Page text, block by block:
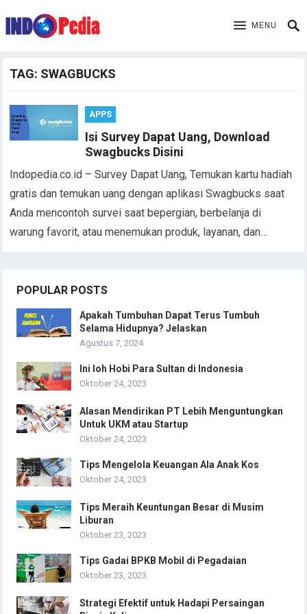
MENU
TAG: SWAGBUCKS
APPS
Isi Survey Dapat Uang, Download
Swagbucks Disini
Indopedia.co.id – Survey Dapat Uang, Temukan kartu hadiah
gratis dan temukan uang dengan aplikasi Swagbucks saat
Anda mencontoh survei saat bepergian, berbelanja di
warung favorit, atau menemukan produk, layanan, dan…
POPULAR POSTS
Apakah Tumbuhan Dapat Terus Tumbuh
Selama Hidupnya? Jelaskan
Agustus 7, 2024
Ini loh Hobi Para Sultan di Indonesia
Oktober 24, 2023
Alasan Mendirikan PT Lebih Menguntungkan
Untuk UKM atau Startup
Oktober 24, 2023
Tips Mengelola Keuangan Ala Anak Kos
Oktober 24, 2023
Tips Meraih Keuntungan Besar di Musim
Liburan
Oktober 23, 2023
Tips Gadai BPKB Mobil di Pegadaian
Oktober 23, 2023
Strategi Efektif untuk Hadapi Persaingan